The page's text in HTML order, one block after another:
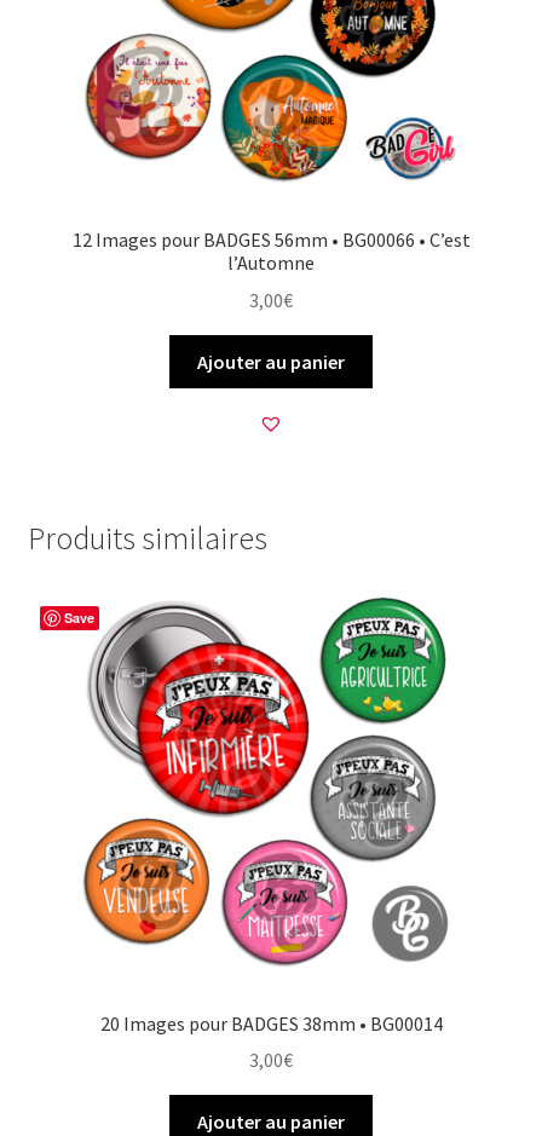
12 Images pour BADGES 56mm • BG00066 • C’est
l’Automne
3,00€
Ajouter au panier
Produits similaires
Save
20 Images pour BADGES 38mm • BG00014
3,00€
Ajouter au panier